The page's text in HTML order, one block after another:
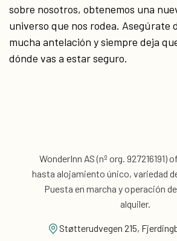
sobre nosotros, obtenemos una
universo que nos rodea. Asegúrate
mucha antelación y siempre deja
dónde vas a estar seguro.
WonderInn AS (nº org. 927216191)
hasta alojamiento único, variedad
Puesta en marcha y operación
alquiler.
Støtterudvegen 215,